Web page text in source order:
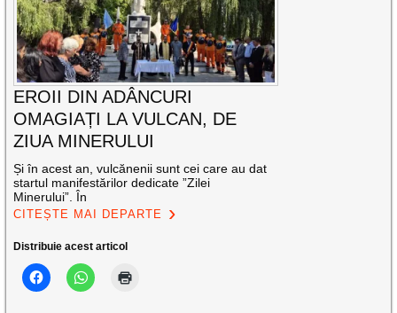
EROII DIN ADÂNCURI
OMAGIAȚI LA VULCAN, DE
ZIUA MINERULUI
Și în acest an, vulcănenii sunt cei care au dat
startul manifestărilor dedicate ”Zilei
Minerului”. În
CITEȘTE MAI DEPARTE
Distribuie acest articol